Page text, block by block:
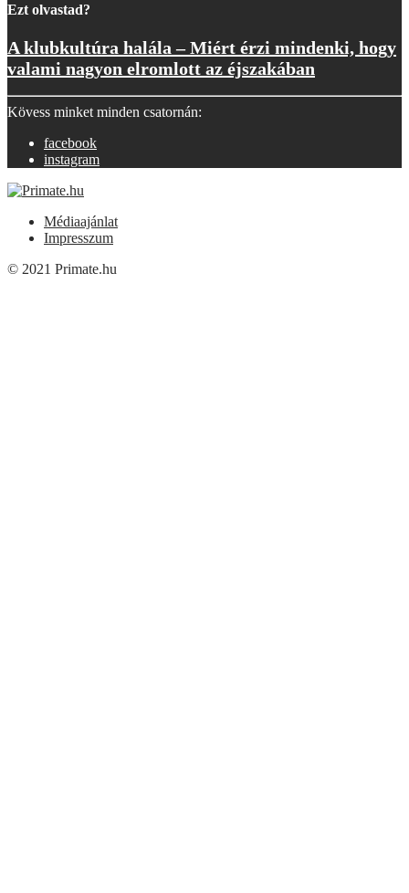
Ezt olvastad?
A klubkultúra halála – Miért érzi mindenki, hogy
valami nagyon elromlott az éjszakában
Kövess minket minden csatornán:
facebook
instagram
Médiaajánlat
Impresszum
© 2021 Primate.hu